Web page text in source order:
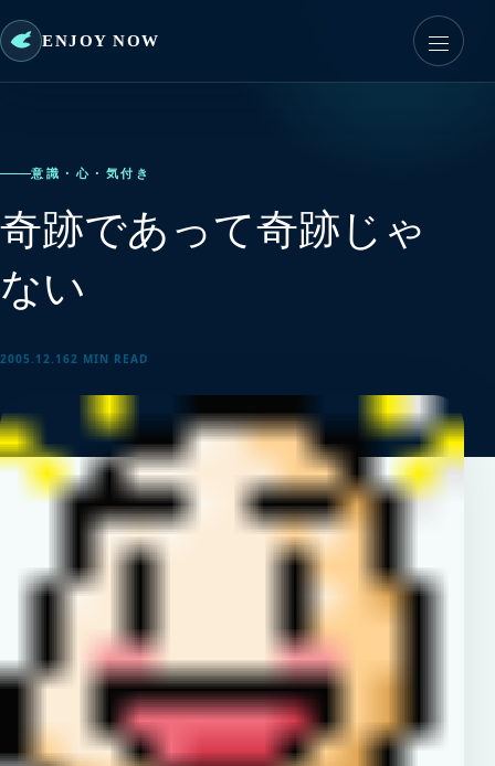
ENJOY NOW
意識・心・気付き
奇跡であって奇跡じゃ
ない
2005.12.162 MIN READ